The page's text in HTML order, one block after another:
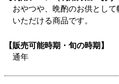
おやつや、晩酌のお供とし
いただける商品です。
【販売可能時期・旬の時期】
通年